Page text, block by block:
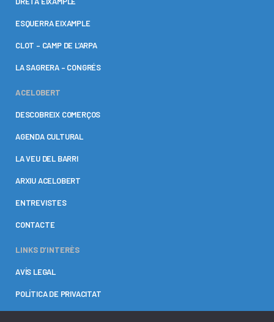
ESQUERRA EIXAMPLE
CLOT – CAMP DE L’ARPA
LA SAGRERA – CONGRÉS
ACELOBERT
DESCOBREIX COMERÇOS
AGENDA CULTURAL
LA VEU DEL BARRI
ARXIU ACELOBERT
ENTREVISTES
CONTACTE
LINKS D’INTERÈS
AVÍS LEGAL
POLÍTICA DE PRIVACITAT